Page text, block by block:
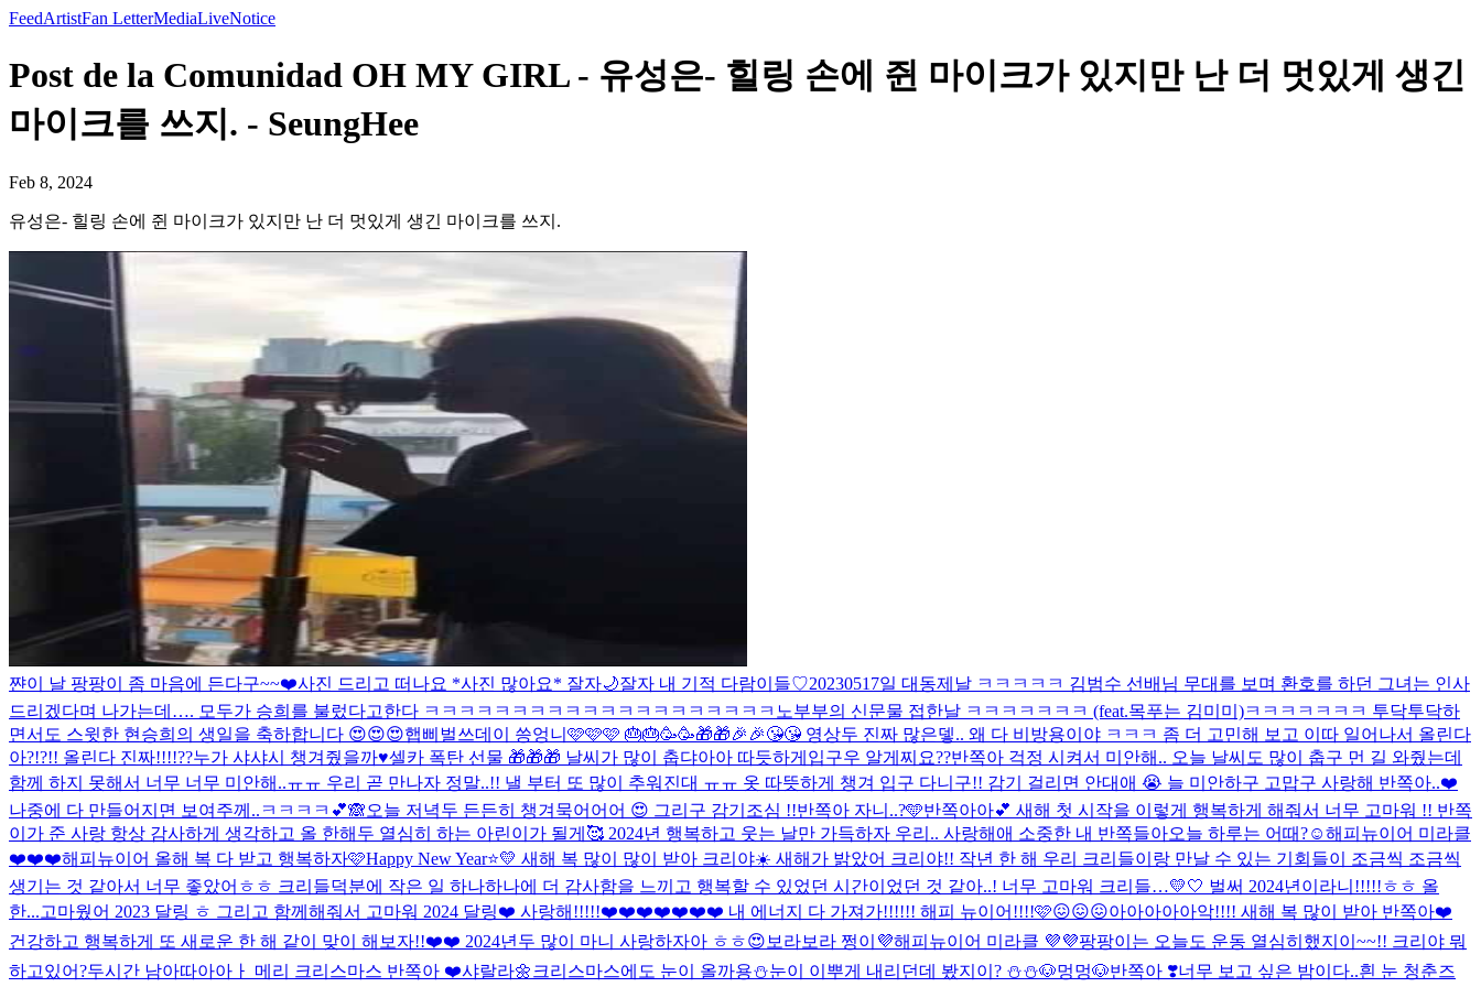
FeedArtistFan LetterMediaLiveNotice
Post de la Comunidad OH MY GIRL - 유성은- 힐링 손에 쥔 마이크가 있지만 난 더 멋있게 생긴
마이크를 쓰지. - SeungHee
Feb 8, 2024
유성은- 힐링 손에 쥔 마이크가 있지만 난 더 멋있게 생긴 마이크를 쓰지.
쨘이 날 팡팡이 좀 마음에 든다구~~❤️사진 드리고 떠나요 *사진 많아요* 잘자🌙잘자 내 기적 다람이들♡20230517일 대동제날 ㅋㅋㅋㅋㅋ 김범수 선배님 무대를 보며 환호를 하던 그녀는 인사
드리겠다며 나가는데…. 모두가 승희를 불렀다고한다 ㅋㅋㅋㅋㅋㅋㅋㅋㅋㅋㅋㅋㅋㅋㅋㅋㅋㅋㅋㅋ 노부부의 신문물 접한날 ㅋㅋㅋㅋㅋㅋㅋ (feat.목푸는 김미미)ㅋㅋㅋㅋㅋㅋㅋ 투닥투닥하
면서도 스윗한 현승희의 생일을 축하합니다 😍😍😍햅삐벌쓰데이 씅엉니🩷🩷🩷 🎂🎂🥳🥳🎁🎁🎉🎉😘😘 영상두 진짜 많은뎋.. 왜 다 비방용이야 ㅋㅋㅋ 좀 더 고민해 보고 이따 일어나서 올린다
아?!?!! 올린다 진짜!!!!??누가 샤샤시 챙겨줬을까♥️셀카 폭탄 선물 🎁🎁🎁 날씨가 많이 춥댜아아 따듯하게입구우 알게찌요??반쪽아 걱정 시켜서 미안해.. 오늘 날씨도 많이 춥구 먼 길 와줬는데
함께 하지 못해서 너무 너무 미안해..ㅠㅠ 우리 곧 만나자 정말..!! 낼 부터 또 많이 추워진대 ㅠㅠ 옷 따뜻하게 챙겨 입구 다니구!! 감기 걸리면 안대애 😭 늘 미안하구 고맙구 사랑해 반쪽아..❤️
나중에 다 만들어지면 보여주께..ㅋㅋㅋㅋ💕🙈오늘 저녁두 든든히 챙겨묵어어어 😍 그리구 감기조심 !!반쪽아 자니..?🩵반쪽아아💕 새해 첫 시작을 이렇게 행복하게 해줘서 너무 고마워 !! 반쪽
이가 준 사랑 항상 감사하게 생각하고 올 한해두 열심히 하는 아린이가 될게🥰 2024년 행복하고 웃는 날만 가득하자 우리.. 사랑해애 소중한 내 반쪽들아오늘 하루는 어때?☺️해피뉴이어 미라클
❤️❤️❤️해피뉴이어 올해 복 다 받고 행복하자🩷Happy New Year⭐️💛 새해 복 많이 많이 받아 크리야☀️ 새해가 밝았어 크리야!! 작년 한 해 우리 크리들이랑 만날 수 있는 기회들이 조금씩 조금씩
생기는 것 같아서 너무 좋았어ㅎㅎ 크리들덕분에 작은 일 하나하나에 더 감사함을 느끼고 행복할 수 있었던 시간이었던 것 같아..! 너무 고마워 크리들…💛🤍 벌써 2024년이라니!!!!!ㅎㅎ 올
한...고마웠어 2023 달링 ㅎ 그리고 함께해줘서 고마워 2024 달링❤️ 사랑해!!!!!❤️❤️❤️❤️❤️❤️❤️ 내 에너지 다 가져가!!!!!! 해피 뉴이어!!!!🩷😖😖😖아아아아아악!!!! 새해 복 많이 받아 반쪽아❤️
건강하고 행복하게 또 새로운 한 해 같이 맞이 해보자!!❤️❤️ 2024년두 많이 마니 사랑하자아 ㅎㅎ😍 보라보라 쩡이💜해피뉴이어 미라클 💜💜팡팡이는 오늘도 운동 열심히했지이~~!! 크리야 뭐
하고있어?두시간 남아따아아ㅏ 메리 크리스마스 반쪽아 ❤️샤랄라🌼 크리스마스에도 눈이 올까용⛄️눈이 이뿌게 내리던데 봤지이? ⛄️⛄️🐶멍멍🐶반쪽아 ❣️너무 보고 싶은 밤이다..흰 눈 청춘즈